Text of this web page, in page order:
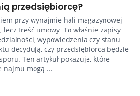
przedsiębiorcę?
przy wynajmie hali magazynowej
lecz treść umowy. To właśnie zapisy
wypowiedzenia czy stanu
decydują, czy przedsiębiorca będzie
Ten artykuł pokazuje, które
najmu mogą ...